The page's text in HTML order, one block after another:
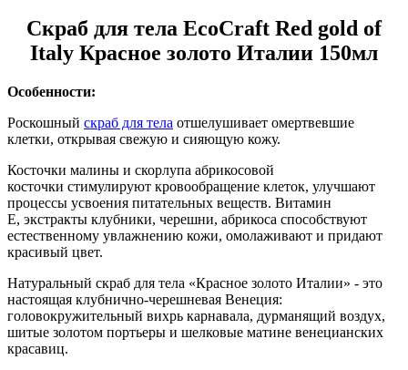
Скраб для тела EcoCraft Red gold of
Italy Красное золото Италии 150мл
Особенности:
Роскошный скраб для тела отшелушивает омертвевшие
клетки, открывая свежую и сияющую кожу.
Косточки малины и скорлупа абрикосовой
косточки стимулируют кровообращение клеток, улучшают
процессы усвоения питательных веществ. Витамин
Е, экстракты клубники, черешни, абрикоса способствуют
естественному увлажнению кожи, омолаживают и придают
красивый цвет.
Натуральный скраб для тела «Красное золото Италии» - это
настоящая клубнично-черешневая Венеция:
головокружительный вихрь карнавала, дурманящий воздух,
шитые золотом портьеры и шелковые матине венецианских
красавиц.